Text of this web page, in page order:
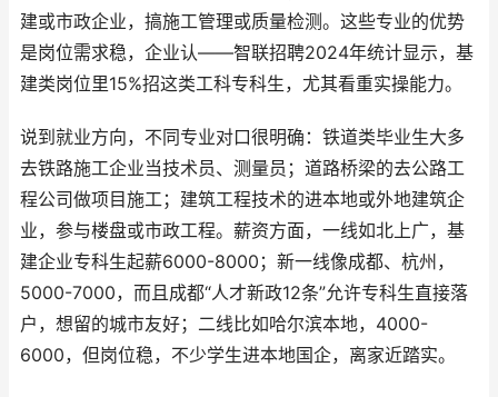
建或市政企业，搞施工管理或质量检测。这些专业的优势
是岗位需求稳，企业认——智联招聘2024年统计显示，基
建类岗位里15%招这类工科专科生，尤其看重实操能力。
说到就业方向，不同专业对口很明确：铁道类毕业生大多
去铁路施工企业当技术员、测量员；道路桥梁的去公路工
程公司做项目施工；建筑工程技术的进本地或外地建筑企
业，参与楼盘或市政工程。薪资方面，一线如北上广，基
建企业专科生起薪6000-8000；新一线像成都、杭州，
5000-7000，而且成都“人才新政12条”允许专科生直接落
户，想留的城市友好；二线比如哈尔滨本地，4000-
6000，但岗位稳，不少学生进本地国企，离家近踏实。